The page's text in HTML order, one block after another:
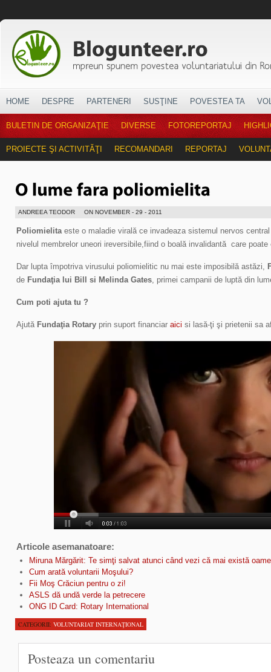
HOME DESPRE PARTENERI SUSŢINE POVESTEA TA
BULETIN DE ORGANIZAŢIE DIVERSE FOTOREPORTAJ
PROIECTE ŞI ACTIVITĂŢI RECOMANDARI REPORTAJ
ANDREEA TEODOR ON NOVEMBER - 29 - 2011
Poliomielitaeste o maladie virală ce invadeaza sistemul nervos
nivelul membrelor uneori ireversibile,fiind o boală invalidantă care
Dar lupta împotriva virusului poliomielitic nu mai este imposibilă astăzi,
de Fundaţia lui Bill si Melinda Gates, primei campanii de luptă din
Cum poti ajuta tu ?
Ajută Fundaţia Rotary prin suport financiar aici si lasă-ţi şi prietenii sa
Articole asemanatoare:
Miruna Mărgărit: Te simţi salvat atunci când vezi că mai există
Cum arată voluntarii Moşului?
Fii Moş Crăciun pentru o zi!
ASLS dă undă verde la petrecere
ONG ID Card: Rotary International
CATEGORII: VOLUNTARIAT INTERNAŢIONAL
Posteaza un comentariu